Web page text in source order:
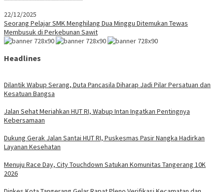
22/12/2025
Seorang Pelajar SMK Menghilang Dua Minggu Ditemukan Tewas
Membusuk di Perkebunan Sawit
Headlines
Dilantik Wabup Serang, Duta Pancasila Diharap Jadi Pilar Persatuan dan
Kesatuan Bangsa
Jalan Sehat Meriahkan HUT RI, Wabup Intan Ingatkan Pentingnya
Kebersamaan
Dukung Gerak Jalan Santai HUT RI, Puskesmas Pasir Nangka Hadirkan
Layanan Kesehatan
Menuju Race Day, City Touchdown Satukan Komunitas Tangerang 10K
2026